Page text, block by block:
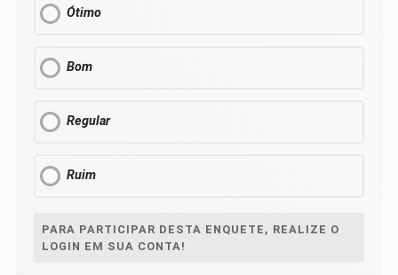
Ótimo
Bom
Regular
Ruim
PARA PARTICIPAR DESTA ENQUETE, REALIZE O
LOGIN EM SUA CONTA!